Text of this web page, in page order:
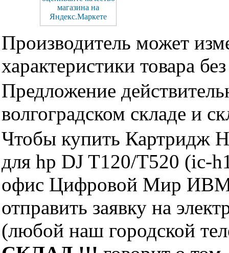
Производитель может
характеристики товара
Предложение
волгоградском складе и
Чтобы купить Картридж
для hp DJ T120/T520 (ic-
офис Цифровой Мир ИВМ
отправить заявку на
(любой наш городской